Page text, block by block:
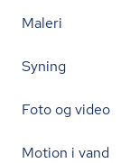
Maleri
Syning
Foto og video
Motion i vand